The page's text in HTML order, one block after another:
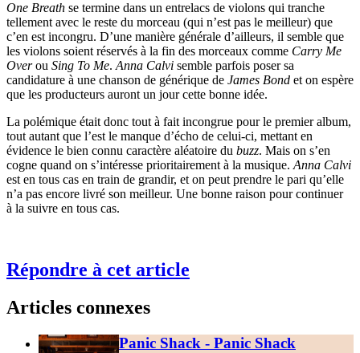
One Breath se termine dans un entrelacs de violons qui tranche
tellement avec le reste du morceau (qui n’est pas le meilleur) que
c’en est incongru. D’une manière générale d’ailleurs, il semble que
les violons soient réservés à la fin des morceaux comme Carry Me
Overou Sing To Me. Anna Calvi semble parfois poser sa
candidature à une chanson de générique de James Bond et on espère
que les producteurs auront un jour cette bonne idée.
La polémique était donc tout à fait incongrue pour le premier album,
tout autant que l’est le manque d’écho de celui-ci, mettant en
évidence le bien connu caractère aléatoire du buzz. Mais on s’en
cogne quand on s’intéresse prioritairement à la musique. Anna Calvi
est en tous cas en train de grandir, et on peut prendre le pari qu’elle
n’a pas encore livré son meilleur. Une bonne raison pour continuer
à la suivre en tous cas.
Répondre à cet article
Articles connexes
Panic Shack - Panic Shack